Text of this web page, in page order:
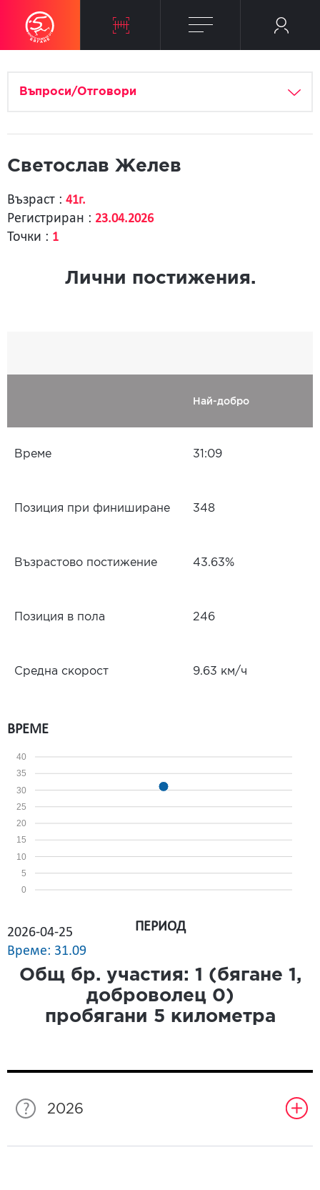
Въпроси/Отговори
Светослав Желев
Възраст : 41г.
Регистриран : 23.04.2026
Точки : 1
Лични постижения.
Най-добро
Време 31:09
Позиция при финиширане 348
Възрастово постижение 43.63%
Позиция в пола 246
Средна скорост 9.63 км/ч
ВРЕМЕ
0
5
10
15
20
25
30
35
40
2026-04-25
Време: 31.09
ПЕРИОД
Общ бр. участия: 1 (бягане 1 ,
доброволец 0)
пробягани 5 километра
2026